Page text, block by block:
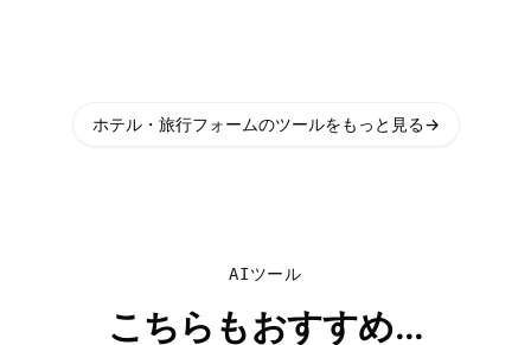
ホテル・旅行フォームのツールをもっと見る→
AIツール
こちらもおすすめ...